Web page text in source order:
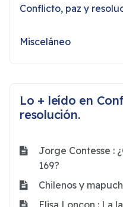
Conflicto, paz y
Misceláneo
Lo + leído en
resolución.
Jorge Contesse :
169?
Chilenos y
Elisa Loncon : La